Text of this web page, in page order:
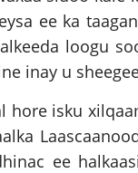
ee ka
loogu
inay u
hore isku
ee